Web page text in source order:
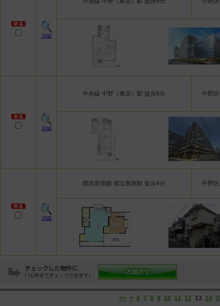
詳細
詳細
中央線 中野（東京）駅 徒歩6分 中野
詳細
西武新宿線 都立家政駅 徒歩4分 中野
<< < 6 7 8 9 10 11 12 13 14